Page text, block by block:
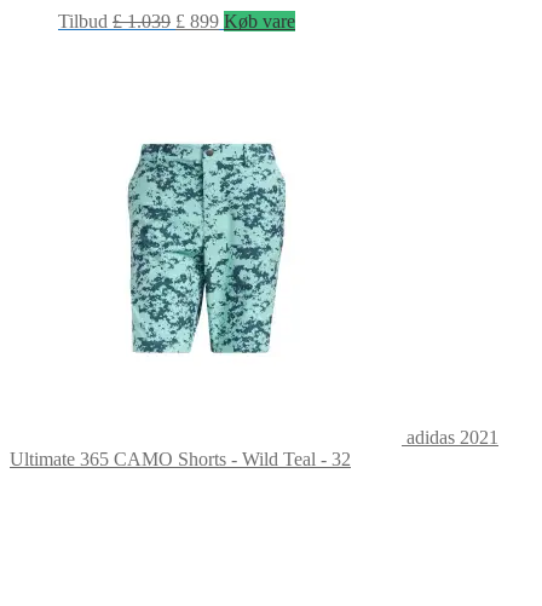
Tilbud £1.039 £ 899 Køb vare
adidas 2021
Ultimate 365 CAMO Shorts - Wild Teal - 32